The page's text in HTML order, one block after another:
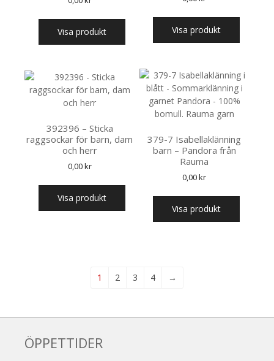
Visa produkt
Visa produkt
379-7 Isabellaklänning
barn – Pandora från
Rauma
0,00kr
Visa produkt
392396 – Sticka
raggsockar för barn, dam
och herr
0,00kr
Visa produkt
1 2 3 4 →
ÖPPETTIDER